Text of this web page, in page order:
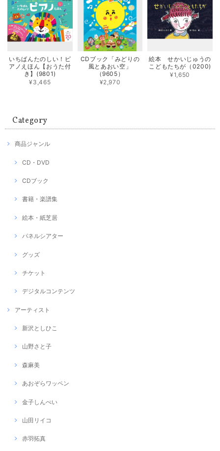
いちばんたのしい！ピ
アノえほん【おうた付
き】(9801)
¥3,465
CDブック「みどりの
風とあおい空」
（9605）
¥2,970
絵本 せかいじゅうの
こどもたちが（0200)
¥1,650
Category
商品ジャンル
CD・DVD
CDブック
書籍・楽譜集
絵本・紙芝居
パネルシアター
グッズ
チケット
デジタルコンテンツ
アーティスト
新沢としひこ
山野さと子
森麻美
あおぞらワッペン
金子しんぺい
山田リイコ
赤羽拓真